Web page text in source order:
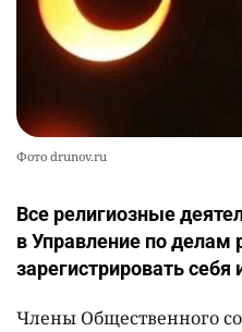
Фото drunov.ru
Все религиозные
в Управление по делам
зарегистрировать
Члены Общественного